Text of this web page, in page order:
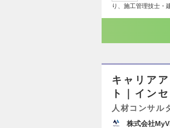
り、施工管理技士・
キャリア
ト｜イン
人材コンサル
株式会社